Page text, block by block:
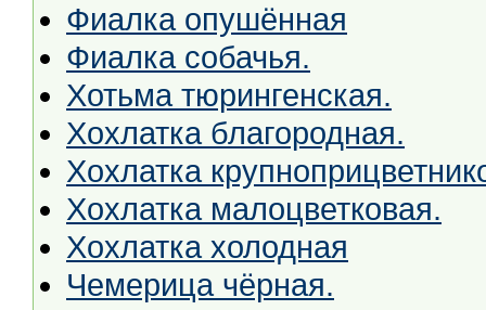
Фиалка опушённая
Фиалка собачья.
Хотьма тюрингенская.
Хохлатка благородная.
Хохлатка
Хохлатка малоцветковая.
Хохлатка холодная
Чемерица чёрная.